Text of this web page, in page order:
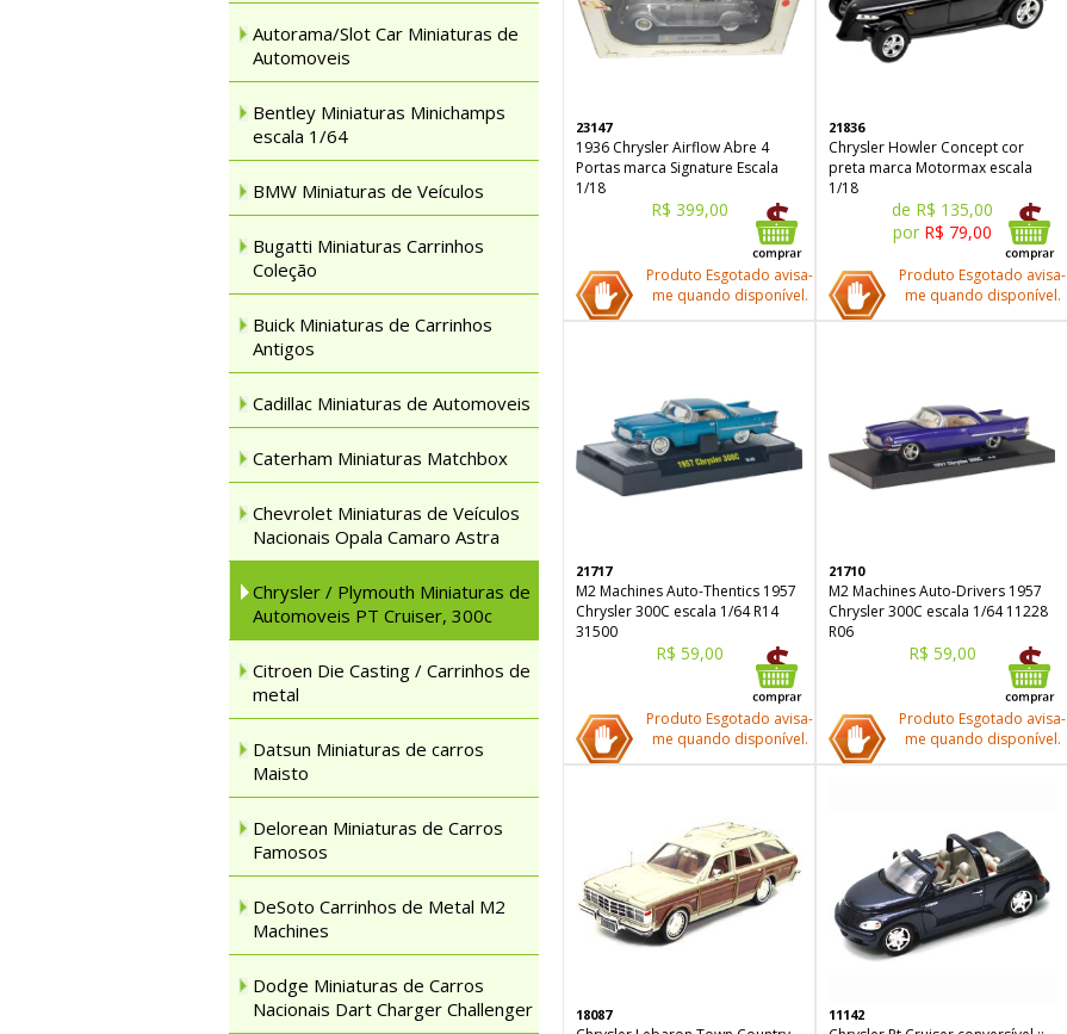
Autorama/Slot Car Miniaturas de
Automoveis
Bentley Miniaturas Minichamps
escala 1/64
BMW Miniaturas de Veículos
Bugatti Miniaturas Carrinhos
Coleção
Buick Miniaturas de Carrinhos
Antigos
Cadillac Miniaturas de Automoveis
Caterham Miniaturas Matchbox
Chevrolet Miniaturas de Veículos
Nacionais Opala Camaro Astra
Chrysler / Plymouth Miniaturas de
Automoveis PT Cruiser, 300c
Citroen Die Casting / Carrinhos de
metal
Datsun Miniaturas de carros
Maisto
Delorean Miniaturas de Carros
Famosos
DeSoto Carrinhos de Metal M2
Machines
Dodge Miniaturas de Carros
Nacionais Dart Charger Challenger
23147
1936 Chrysler Airflow Abre 4
Portas marca Signature Escala
1/18
R$ 399,00
Produto Esgotado avisa-
me quando disponível.
21836
Chrysler Howler Concept cor
preta marca Motormax escala
1/18
de R$ 135,00
por R$ 79,00
Produto Esgotado avisa-
me quando disponível.
21717
M2 Machines Auto-Thentics 1957
Chrysler 300C escala 1/64 R14
31500
R$ 59,00
Produto Esgotado avisa-
me quando disponível.
21710
M2 Machines Auto-Drivers 1957
Chrysler 300C escala 1/64 11228
R06
R$ 59,00
Produto Esgotado avisa-
me quando disponível.
18087 11142